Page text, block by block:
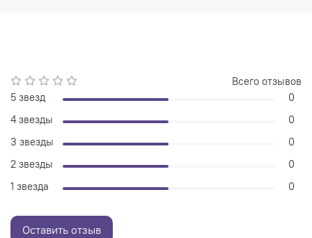
Всего отзывов
5 звезд
0
4 звезды
0
3 звезды
0
2 звезды
0
1 звезда
0
Оставить отзыв